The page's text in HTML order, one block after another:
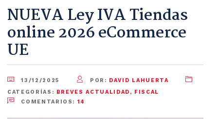
NUEVA Ley IVA Tiendas
online 2026 eCommerce
UE
13/12/2025 POR: DAVID LAHUERTA
CATEGORÍAS: BREVES ACTUALIDAD , FISCAL
COMENTARIOS: 14